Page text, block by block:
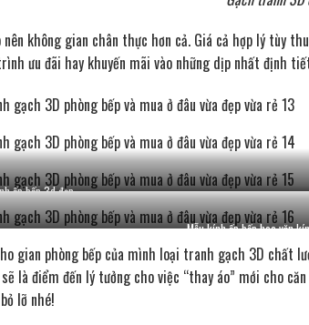
không gian chân thực hơn cả. Giá cả hợp lý tùy
ưu đãi hay khuyến mãi vào những dịp nhất định
ốp bếp 3d đẹp
Mẫu kính ốp bếp hoa văn
gian phòng bếp của mình loại tranh gạch 3D
là điểm đến lý tưởng cho việc “thay áo” mới cho
lỡ nhé!